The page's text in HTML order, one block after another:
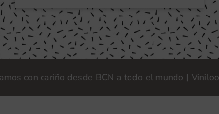
cariño desde BCN a todo el mundo | Vinilook ·